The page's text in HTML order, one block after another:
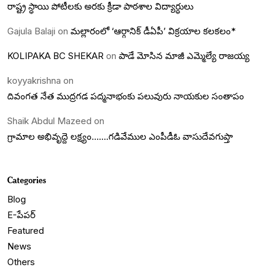
రాష్ట్ర స్ధాయి పోటీలకు అరకు క్రీడా పాఠశాల విద్యార్ధులు
Gajula Balaji on మల్లారంలో ‘ఆర్గానిక్ డీఏపీ’ విక్రయాల కలకలం*
KOLIPAKA BC SHEKAR on పాడే మోసిన మాజీ ఎమ్మెల్యే రాజయ్య
koyyakrishna on
దివంగత నేత ముద్రగడ పద్మనాభంకు పలువురు నాయకుల సంతాపం
Shaik Abdul Mazeed on
గ్రామాల అభివృద్దె లక్ష్యం…….గడివేముల ఎంపీడీఓ వాసుదేవగుప్తా
Categories
Blog
E-పేపర్
Featured
News
Others